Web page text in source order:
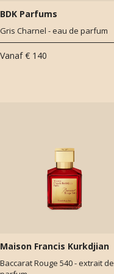
BDK Parfums
Gris Charnel - eau de parfum
Vanaf € 140
Maison Francis Kurkdjian
Baccarat Rouge 540 - extrait de